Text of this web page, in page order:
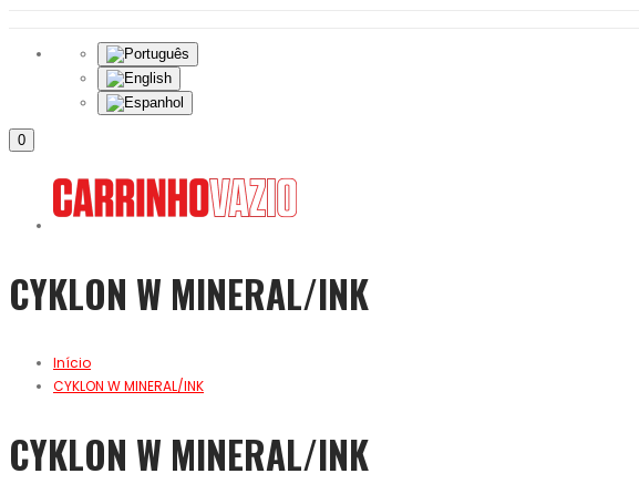
0
CYKLON W MINERAL/INK
Início
CYKLON W MINERAL/INK
CYKLON W MINERAL/INK